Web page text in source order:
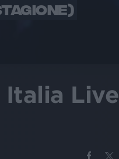
Italia Live